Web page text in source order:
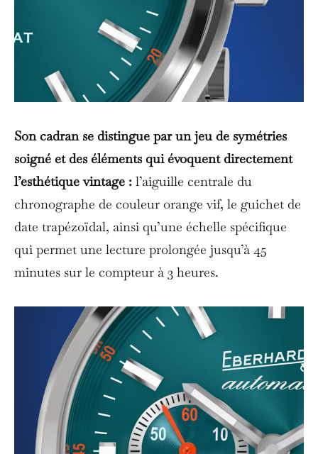
Son cadran se distingue par un jeu de symétries
soigné et des éléments qui évoquent directement
l’esthétique vintage : l’aiguille centrale du
chronographe de couleur orange vif, le guichet de
date trapézoïdal, ainsi qu’une échelle spécifique
qui permet une lecture prolongée jusqu’à 45
minutes sur le compteur à 3 heures.